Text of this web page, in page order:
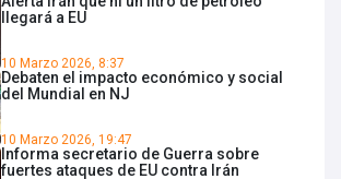
llegará a EU
10 Marzo 2026, 8:37
Debaten el impacto económico y social
del Mundial en NJ
10 Marzo 2026, 19:47
Informa secretario de Guerra sobre
fuertes ataques de EU contra Irán